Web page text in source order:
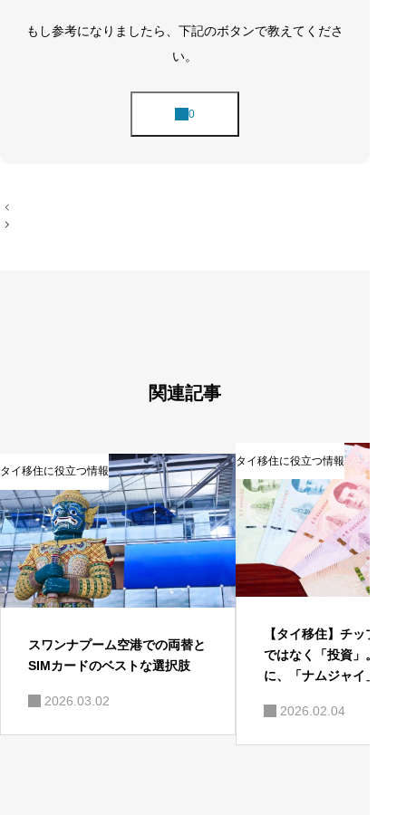
もし参考になりましたら、下記のボタンで教えてくださ
い。
投
稿
関連記事
タイ移住に役立つ情報
スワンナプーム空港での両替と
SIMカードのベストな選択肢
2026.03.02
タイ移住に役立つ情報
【タイ移住】チップは
ではなく「投資」。いつ
に、「ナムジャイ」を。
2026.02.04